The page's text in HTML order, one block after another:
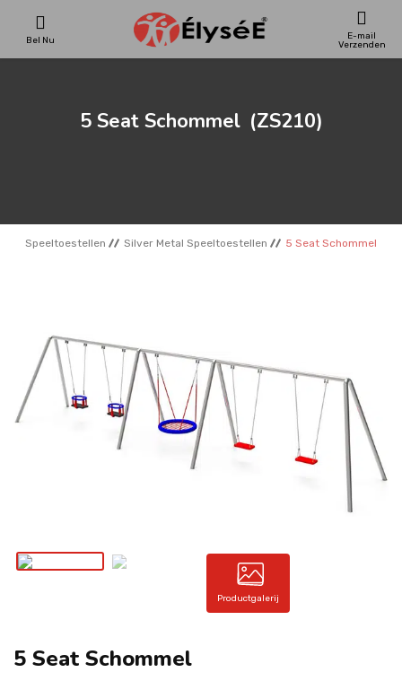
Bel Nu
E-mail
Verzenden
STADSMEUBILAIRS
REFERENTIES
CONTACT
5 Seat Schommel (ZS210)
Speeltoestellen Silver Metal Speeltoestellen 5 Seat Schommel
Productgalerij
5 Seat Schommel